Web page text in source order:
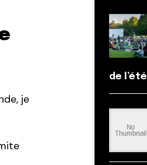
je
de l’été